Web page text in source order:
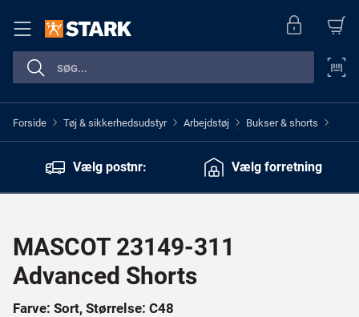
Forside > Tøj & sikkerhedsudstyr > Arbejdstøj > Bukser & shorts >
Vælg postnr: Vælg forretning
MASCOT 23149-311
Advanced Shorts
Farve: Sort, Størrelse: C48